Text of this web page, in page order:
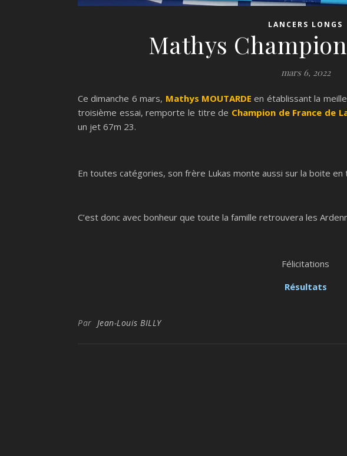
LANCERS LONGS
Mathys
mars 6, 2022
Ce dimanche 6 mars, Mathys MOUTARDE en établissant la
troisième essai, remporte le titre de Champion de France de
un jet 67m 23.
En toutes catégories, son frère Lukas monte aussi sur la boite
C’est donc avec bonheur que toute la famille retrouvera les
Félicitations
Résultats
Par Jean-Louis BILLY